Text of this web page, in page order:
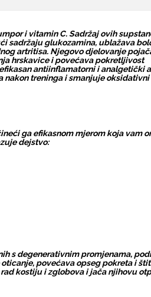
i vitamin C. Sadržaj ovih
sadržaju glukozamina, ublažava
artritisa. Njegovo djelovanje
hrskavice i povećava pokretljivost
antiinflamatorni i analgetički
treninga i smanjuje oksidativni
ga efikasnom mjerom koja vam
dejstvo:
s degenerativnim promjenama,
povećava opseg pokreta i
kostiju i zglobova i jača njihovu